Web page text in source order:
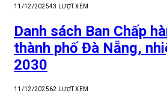
11/12/202543 LƯỢT XEM
Danh sách Ban Chấp
thành phố Đà Nẵng,
2030
11/12/202562 LƯỢT XEM